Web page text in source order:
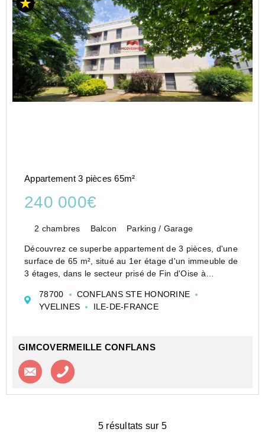
Appartement 3 pièces 65m²
240 000€
2 chambres Balcon Parking / Garage
Découvrez ce superbe appartement de 3 pièces, d'une
surface de 65 m², situé au 1er étage d'un immeuble de
3 étages, dans le secteur prisé de Fin d'Oise à
vous offre un cadre de vie calme et a...
78700
CONFLANS STE HONORINE
YVELINES
ILE-DE-FRANCE
GIMCOVERMEILLE CONFLANS
Contacter l'agence
5 résultats sur 5